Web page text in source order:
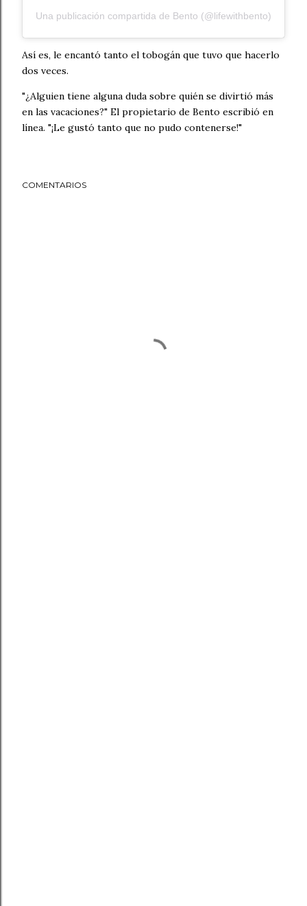
Una publicación compartida de Bento (@lifewithbento)
Así es, le encantó tanto el tobogán que tuvo que hacerlo
dos veces.
"¿Alguien tiene alguna duda sobre quién se divirtió más
en las vacaciones?" El propietario de Bento escribió en
línea. "¡Le gustó tanto que no pudo contenerse!"
COMENTARIOS